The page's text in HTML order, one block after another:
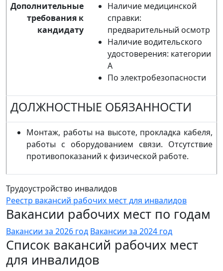
Дополнительные
требования к
кандидату
Наличие медицинской
справки:
предварительный осмотр
Наличие водительского
удостоверения: категории
А
По электробезопасности
ДОЛЖНОСТНЫЕ ОБЯЗАННОСТИ
Монтаж, работы на высоте, прокладка кабеля,
работы с оборудованием связи. Отсутствие
противопоказаний к физической работе.
Трудоустройство инвалидов
Реестр вакансий рабочих мест для инвалидов
Вакансии рабочих мест по годам
Вакансии за 2026 год Вакансии за 2024 год
Список вакансий рабочих мест
для инвалидов